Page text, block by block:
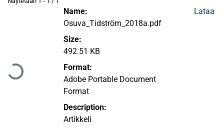
Ladataan...
Name:
Osuva_Tidström_2018a.pdf
Size:
492.51 KB
Format:
Adobe Portable Document
Format
Description:
Artikkeli
Lataa